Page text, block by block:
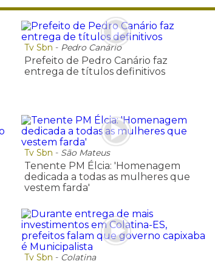
Tv Sbn - Pedro Canário
Prefeito de Pedro Canário faz
entrega de títulos definitivos
Tv Sbn - São Mateus
Tenente PM Élcia: 'Homenagem
dedicada a todas as mulheres que
vestem farda'
Tv Sbn - Colatina